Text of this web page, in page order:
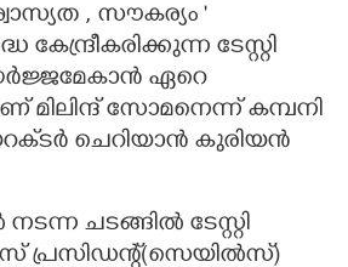
, സൗകര്യം "
ടേസ്റ്റി
ഏറെ
സോമനെന്ന് കമ്പനി
ചെറിയാൻ കുരിയൻ
ചടങ്ങിൽ ടേസ്റ്റി
പ്രസിഡന്റ്(സെയിൽസ്)